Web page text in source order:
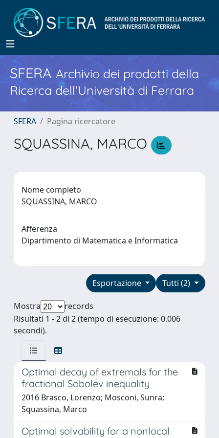
SFERA Archivio dei prodotti della
Ricerca dell'Università di Ferrara
SFERA Pagina ricercatore
SQUASSINA, MARCO
Nome completo
SQUASSINA, MARCO
Afferenza
Dipartimento di Matematica e Informatica
Tutti (2)
Esportazione
Mostra
records
Risultati 1 - 2 di 2 (tempo di esecuzione: 0.006
secondi).
Optimal decay of extremals for the
fractional Sobolev inequality
2016 Brasco, Lorenzo; Mosconi, Sunra;
Squassina, Marco
Optimal solvability for a nonlocal